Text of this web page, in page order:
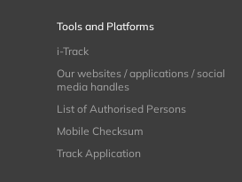
Tools and Platforms
i-Track
Our websites / applications / social
media handles
List of Authorised Persons
Mobile Checksum
Track Application